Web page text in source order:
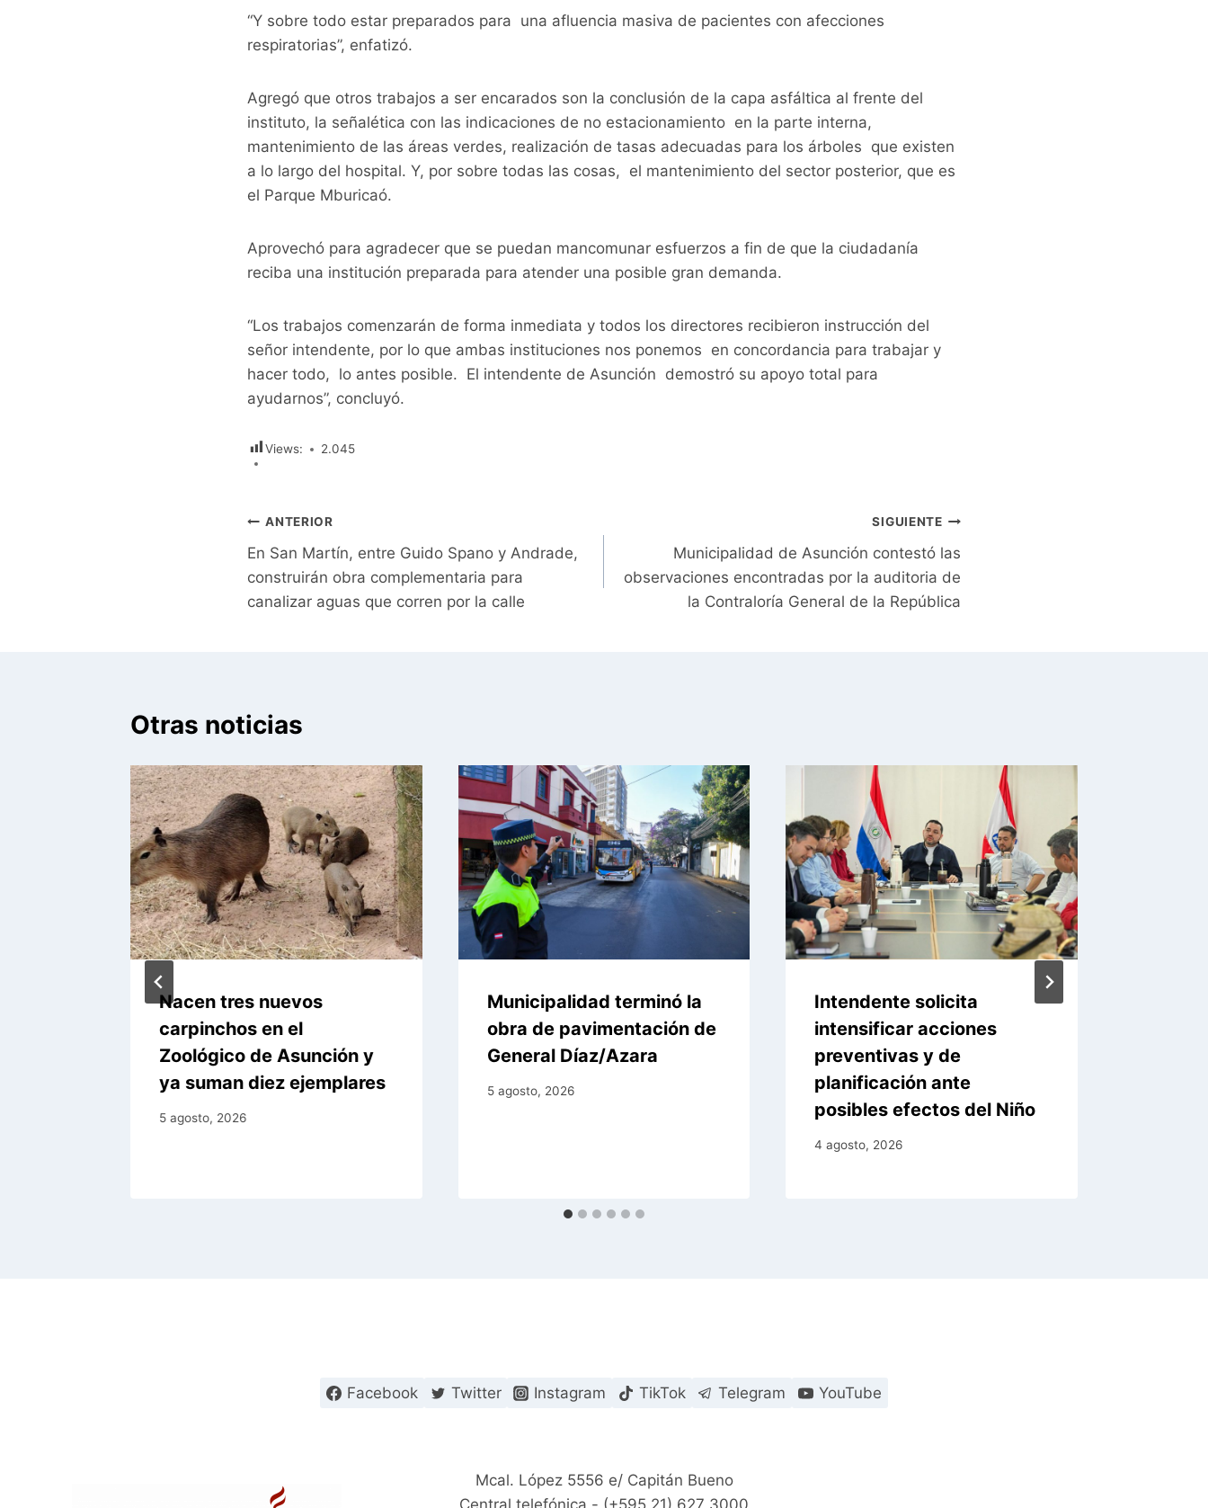
“Y sobre todo estar preparados para una afluencia masiva de pacientes con afecciones
respiratorias”, enfatizó.
Agregó que otros trabajos a ser encarados son la conclusión de la capa asfáltica al frente del
instituto, la señalética con las indicaciones de no estacionamiento en la parte interna,
mantenimiento de las áreas verdes, realización de tasas adecuadas para los árboles que existen
a lo largo del hospital. Y, por sobre todas las cosas, el mantenimiento del sector posterior, que es
el Parque Mburicaó.
Aprovechó para agradecer que se puedan mancomunar esfuerzos a fin de que la ciudadanía
reciba una institución preparada para atender una posible gran demanda.
“Los trabajos comenzarán de forma inmediata y todos los directores recibieron instrucción del
señor intendente, por lo que ambas instituciones nos ponemos en concordancia para trabajar y
hacer todo, lo antes posible. El intendente de Asunción demostró su apoyo total para
ayudarnos”, concluyó.
Views: 2.045
Navegación
de
entradas
ANTERIOR
En San Martín, entre Guido Spano y Andrade,
construirán obra complementaria para
canalizar aguas que corren por la calle
SIGUIENTE
Municipalidad de Asunción contestó las
observaciones encontradas por la auditoria de
la Contraloría General de la República
Otras noticias
Nacen tres nuevos
carpinchos en el
Zoológico de Asunción y
ya suman diez ejemplares
5 agosto, 2026
Municipalidad terminó la
obra de pavimentación de
General Díaz/Azara
5 agosto, 2026
Intendente solicita
intensificar acciones
preventivas y de
planificación ante
posibles efectos del Niño
4 agosto, 2026
Facebook Twitter Instagram TikTok Telegram YouTube
Mcal. López 5556 e/ Capitán Bueno